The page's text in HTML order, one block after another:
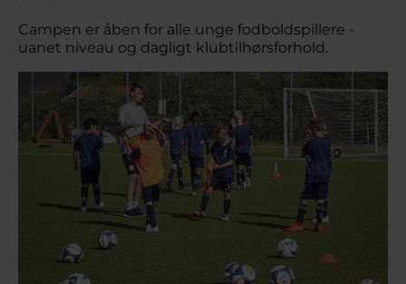
Campen er åben for alle unge fodboldspillere -
uanet niveau og dagligt klubtilhørsforhold.